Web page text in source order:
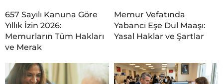
657 Sayılı Kanuna Göre
Yıllık İzin 2026:
Memurların Tüm Hakları
ve Merak
Memur Vefatında
Yabancı Eşe Dul Maaşı:
Yasal Haklar ve Şartlar